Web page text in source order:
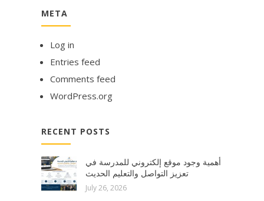
META
Log in
Entries feed
Comments feed
WordPress.org
RECENT POSTS
أهمية وجود موقع إلكتروني للمدرسة في
تعزيز التواصل والتعليم الحديث
July 26, 2026